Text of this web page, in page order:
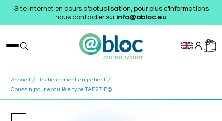
Site Internet en cours d'actualisation, pour plus d'informations
nous contacter surinfo@abloc.eu
Accueil / Positionnement du patient /
Coussin pour épaulière type TAB271B©